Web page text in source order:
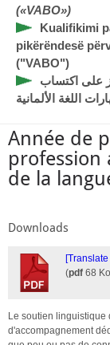
(«VABO»)
Kualifikimi
pikërëndesë
("VABO")
على اكتساب
Année de
profession
de la
Downloads
(pdf 68
Le soutien linguistique
d'accompagnement